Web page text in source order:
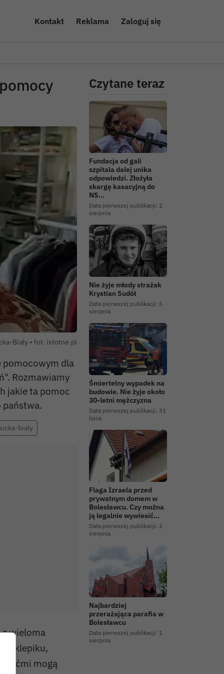
Kontakt Reklama Zaloguj się
Biały • fot. istotne.pl
pomocowym dla
Rozmawiamy
jakie ta pomoc
państwa.
biały
wieloma
sklepiku,
mogą
Czytane teraz
Fundacja od gali
szpitala dalej unika
odpowiedzi. Złożyła
skargę kasacyjną do
NS…
Data pierwszej publikacji: 2
sierpnia
Nie żyje młody strażak
Krystian Sudół
Data pierwszej publikacji: 5
sierpnia
Śmiertelny wypadek na
budowie. Nie żyje około
30-letni mężczyzna
Data pierwszej publikacji: 31
lipca
Flaga Izraela przed
prywatnym domem w
Bolesławcu. Czy można
ją legalnie wywiesić…
Data pierwszej publikacji: 2
sierpnia
Najbardziej
przerażająca parafia w
Bolesławcu
Data pierwszej publikacji: 1
sierpnia